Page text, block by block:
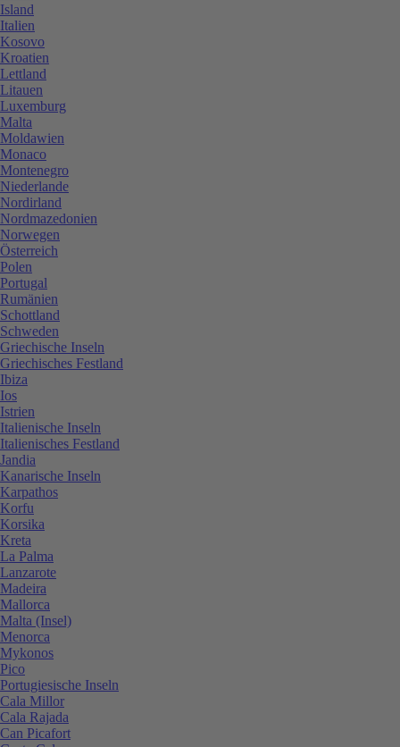
Island
Italien
Kosovo
Kroatien
Lettland
Litauen
Luxemburg
Malta
Moldawien
Monaco
Montenegro
Niederlande
Nordirland
Nordmazedonien
Norwegen
Österreich
Polen
Portugal
Rumänien
Schottland
Schweden
Griechische Inseln
Griechisches Festland
Ibiza
Ios
Istrien
Italienische Inseln
Italienisches Festland
Jandia
Kanarische Inseln
Karpathos
Korfu
Korsika
Kreta
La Palma
Lanzarote
Madeira
Mallorca
Malta (Insel)
Menorca
Mykonos
Pico
Portugiesische Inseln
Cala Millor
Cala Rajada
Can Picafort